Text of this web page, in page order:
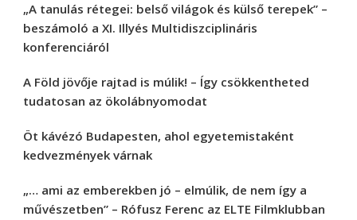
„A tanulás rétegei: belső világok és külső terepek” –
beszámoló a XI. Illyés Multidiszciplináris
konferenciáról
A Föld jövője rajtad is múlik! – Így csökkentheted
tudatosan az ökolábnyomodat
Öt kávézó Budapesten, ahol egyetemistaként
kedvezmények várnak
„… ami az emberekben jó – elmúlik, de nem így a
művészetben” – Rófusz Ferenc az ELTE Filmklubban